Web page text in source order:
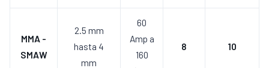
MMA -
SMAW
2.5 mm
hasta 4
mm
60
Amp a
160
8 10